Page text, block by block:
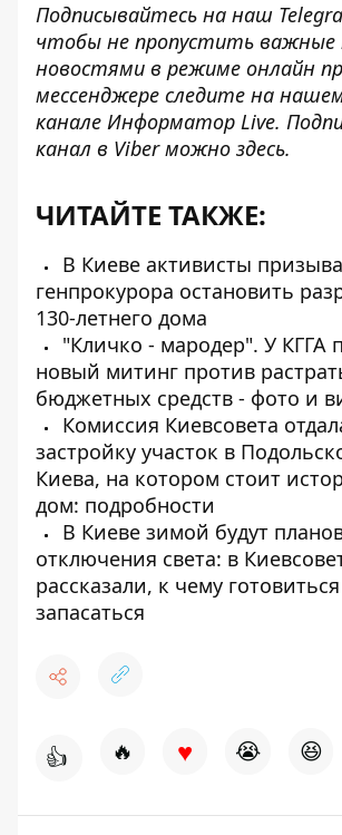
Подписывайтесь на наш
чтобы не пропустить важные
новостями в режиме онлайн
мессенджере следите на
канале Информатор Live.
канал в Viber можно здесь.
ЧИТАЙТЕ ТАКЖЕ:
В Киеве активисты
генпрокурора остановить
130-летнего дома
"Кличко - мародер". У КГГА
новый митинг против
бюджетных средств - фото и
Комиссия Киевсовета
застройку участок в
Киева, на котором стоит
дом: подробности
В Киеве зимой будут
отключения света: в
рассказали, к чему
запасаться
👍 🔥 ♥ 😭 😆